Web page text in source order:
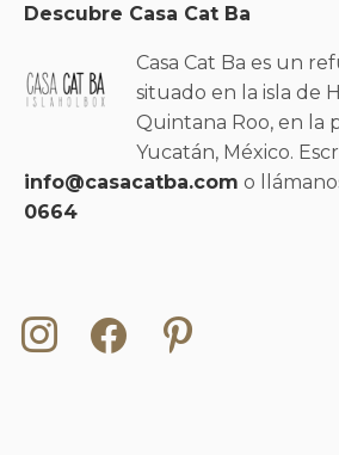
Descubre Casa Cat Ba
Casa Cat Ba es un
situado en la isla de
Quintana Roo, en la
Yucatán, México.
info@casacatba.com o
0664
InstagramFacebookPinterest